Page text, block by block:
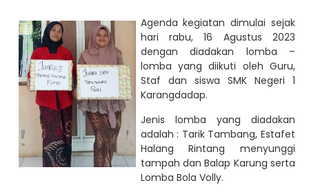
Agenda kegiatan dimulai sejak
hari rabu, 16 Agustus 2023
dengan diadakan lomba –
lomba yang diikuti oleh Guru,
Staf dan siswa SMK Negeri 1
Karangdadap.
Jenis lomba yang diadakan
adalah : Tarik Tambang, Estafet
Halang Rintang menyunggi
tampah dan Balap Karung serta
Lomba Bola Volly.